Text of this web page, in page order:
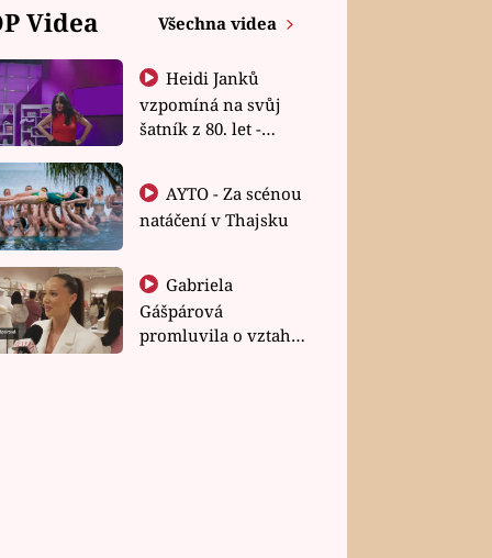
Videa Všechna videa
Heidi Janků
vzpomíná na svůj
šatník z 80. let -
natáčení v Thajsku
Gabriela
Gášpárová
promluvila o vztahu